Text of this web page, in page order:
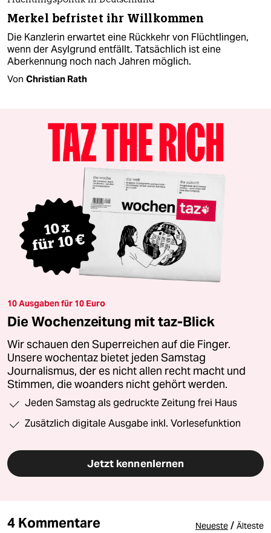
Merkel befristet ihr Willkommen
Die Kanzlerin erwartet eine Rückkehr von Flüchtlingen,
wenn der Asylgrund entfällt. Tatsächlich ist eine
Aberkennung noch nach Jahren möglich.
Von Christian Rath
10 Ausgaben für 10 Euro
Die Wochenzeitung mit taz-Blick
Wir schauen den Superreichen auf die Finger.
Unsere wochentaz bietet jeden Samstag
Journalismus, der es nicht allen recht macht und
Stimmen, die woanders nicht gehört werden.
Jeden Samstag als gedruckte Zeitung frei Haus
Zusätzlich digitale Ausgabe inkl. Vorlesefunktion
Jetzt kennenlernen
4 Kommentare Neueste / Älteste